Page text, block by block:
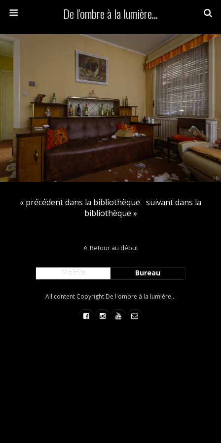
De l'ombre à la lumière...
« précédent dans la bibliothèque suivant dans la
bibliothèque »
Retour au début
Mobile Bureau
All content Copyright De l'ombre à la lumière...